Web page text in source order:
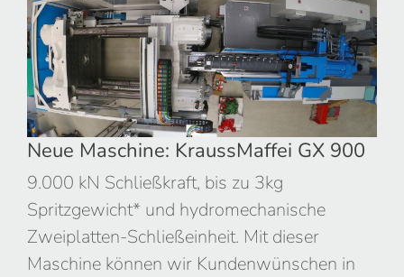
Neue Maschine: KraussMaffei GX
900
Neue Maschine: KraussMaffei GX 900
9.000 kN Schließkraft, bis zu 3kg
Spritzgewicht* und hydromechanische
Zweiplatten-Schließeinheit. Mit dieser
Maschine können wir Kundenwünschen in